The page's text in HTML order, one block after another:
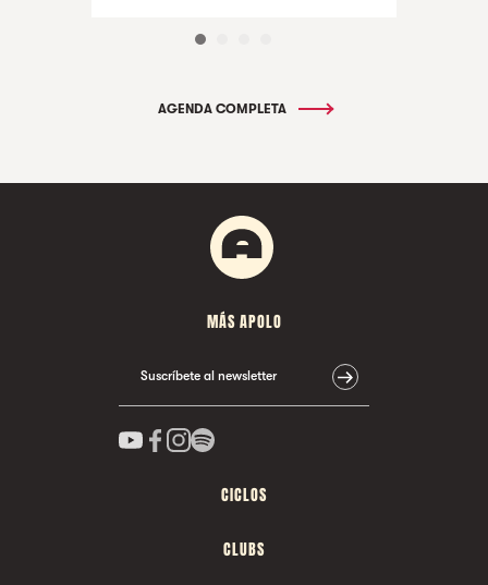
AGENDA COMPLETA
MÁS APOLO
Suscríbete al newsletter
CICLOS
CLUBS